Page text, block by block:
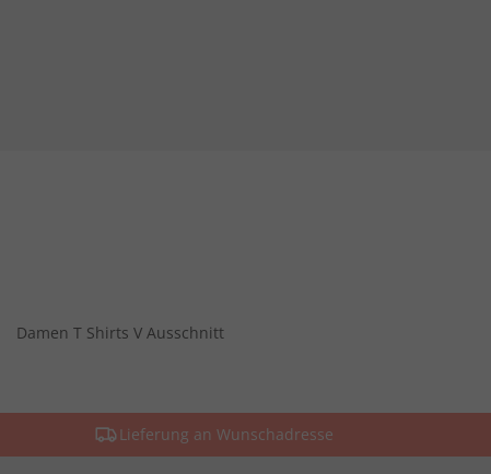
Damen T Shirts V Ausschnitt
Lieferung an Wunschadresse